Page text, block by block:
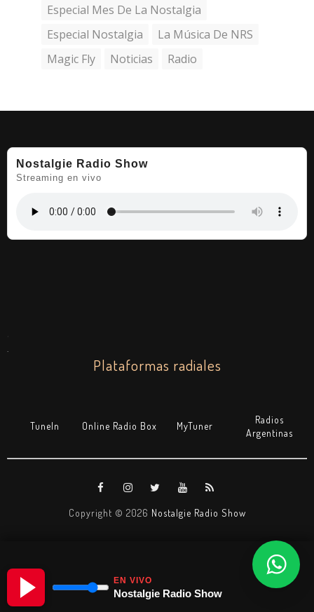
EN VIVO
Nostalgie Radio Show
Especial Mes De La Nostalgia
Especial Nostalgia
La Música De NRS
Magic Fly
Noticias Radio
Nostalgie Radio Show
Streaming en vivo
.
Plataformas radiales
TuneIn Online Radio Box MyTuner
Radios
Argentinas
Copyright © 2026 Nostalgie Radio Show